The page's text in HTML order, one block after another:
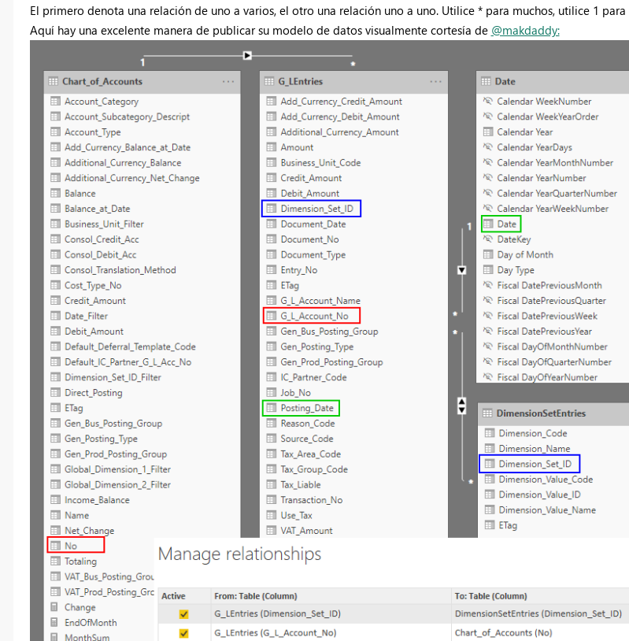
El primero denota una relación de uno a varios, el otro una relación uno a uno. Utilice * para muchos, utilice 1 para
Aquí hay una excelente manera de publicar su modelo de datos visualmente cortesía de @makdaddy: